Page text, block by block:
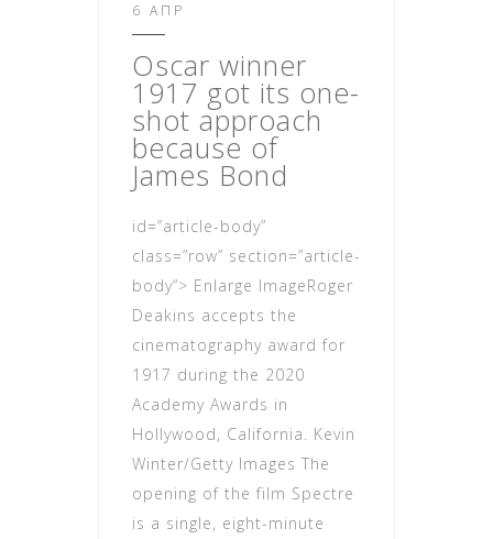
6 ΑΠΡ
Oscar winner
1917 got its one-
shot approach
because of
James Bond
id=”article-body”
class=”row” section=”article-
body”> Enlarge ImageRoger
Deakins accepts the
cinematography award for
1917 during the 2020
Academy Awards in
Hollywood, California. Kevin
Winter/Getty Images The
opening of the film Spectre
is a single, eight-minute